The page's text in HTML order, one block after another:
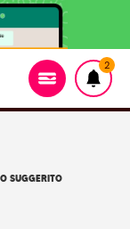
2
SUGGERITO